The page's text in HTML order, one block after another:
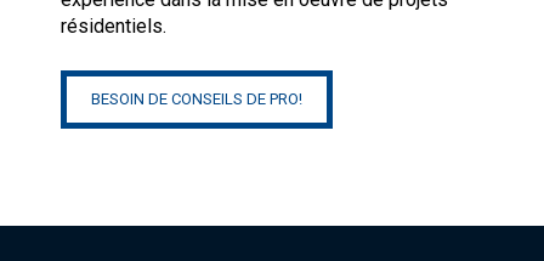
résidentiels.
BESOIN DE CONSEILS DE PRO!